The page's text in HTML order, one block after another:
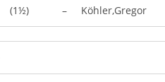
(1½) – Köhler,Gregor